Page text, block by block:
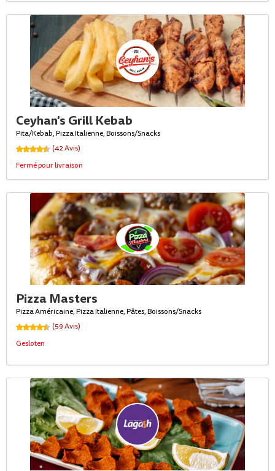
Ceyhan's Grill Kebab
Pita/Kebab, Pizza Italienne, Boissons/Snacks
(42 Avis)
Fermé pour livraison
Pizza Masters
Pizza Américaine, Pizza Italienne, Pâtes, Boissons/Snacks
(59 Avis)
Gesloten